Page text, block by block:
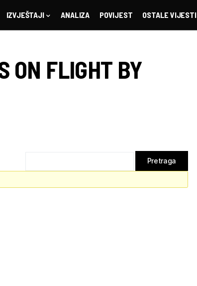
IZVJEŠTAJI ANALIZA POVIJEST OSTALE VIJESTI
ON FLIGHT BY